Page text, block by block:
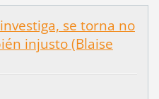
se torna no
injusto (Blaise